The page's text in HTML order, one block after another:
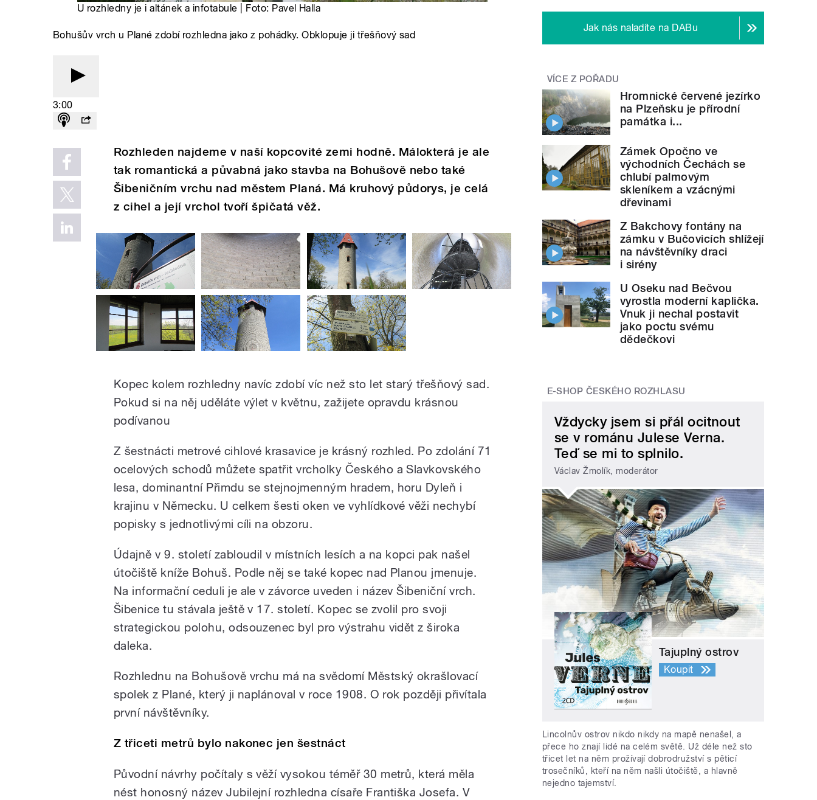
U rozhledny je i altánek a infotabule | Foto: Pavel Halla
Bohušův vrch u Plané zdobí rozhledna jako z pohádky. Obklopuje ji třešňový sad
3:00
Rozhleden najdeme v naší kopcovité zemi hodně. Málokterá je ale
tak romantická a půvabná jako stavba na Bohušově nebo také
Šibeničním vrchu nad městem Planá. Má kruhový půdorys, je celá
z cihel a její vrchol tvoří špičatá věž.
Kopec kolem rozhledny navíc zdobí víc než sto let starý třešňový sad.
Pokud si na něj uděláte výlet v květnu, zažijete opravdu krásnou
podívanou
Z šestnácti metrové cihlové krasavice je krásný rozhled. Po zdolání 71
ocelových schodů můžete spatřit vrcholky Českého a Slavkovského
lesa, dominantní Přimdu se stejnojmenným hradem, horu Dyleň i
krajinu v Německu. U celkem šesti oken ve vyhlídkové věži nechybí
popisky s jednotlivými cíli na obzoru.
Údajně v 9. století zabloudil v místních lesích a na kopci pak našel
útočiště kníže Bohuš. Podle něj se také kopec nad Planou jmenuje.
Na informační ceduli je ale v závorce uveden i název Šibeniční vrch.
Šibenice tu stávala ještě v 17. století. Kopec se zvolil pro svoji
strategickou polohu, odsouzenec byl pro výstrahu vidět z široka
daleka.
Rozhlednu na Bohušově vrchu má na svědomí Městský okrašlovací
spolek z Plané, který ji naplánoval v roce 1908. O rok později přivítala
první návštěvníky.
Z třiceti metrů bylo nakonec jen šestnáct
Původní návrhy počítaly s věží vysokou téměř 30 metrů, která měla
nést honosný název Jubilejní rozhledna císaře Františka Josefa. V
Jak nás naladíte na DABu
VÍCE Z POŘADU
Hromnické červené jezírko
na Plzeňsku je přírodní
památka i...
Zámek Opočno ve
východních Čechách se
chlubí palmovým
skleníkem a vzácnými
dřevinami
Z Bakchovy fontány na
zámku v Bučovicích shlížejí
na návštěvníky draci
i sirény
U Oseku nad Bečvou
vyrostla moderní kaplička.
Vnuk ji nechal postavit
jako poctu svému
dědečkovi
E-SHOP ČESKÉHO ROZHLASU
Vždycky jsem si přál ocitnout
se v románu Julese Verna.
Teď se mi to splnilo.
Václav Žmolík, moderátor
Tajuplný ostrov
Koupit
Lincolnův ostrov nikdo nikdy na mapě nenašel, a
přece ho znají lidé na celém světě. Už déle než sto
třicet let na něm prožívají dobrodružství s pěticí
trosečníků, kteří na něm našli útočiště, a hlavně
nejedno tajemství.